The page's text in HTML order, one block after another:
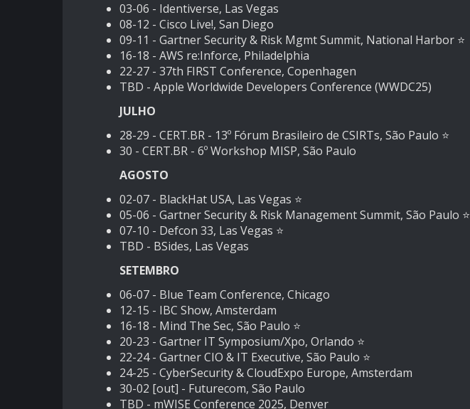
03-06 - Identiverse, Las Vegas
08-12 - Cisco Live!, San Diego
09-11 - Gartner Security & Risk Mgmt Summit, National Harbor ⭐️
16-18 - AWS re:Inforce, Philadelphia
22-27 - 37th FIRST Conference, Copenhagen
TBD - Apple Worldwide Developers Conference (WWDC25)
JULHO
28-29 - CERT.BR - 13º Fórum Brasileiro de CSIRTs, São Paulo ⭐️
30 - CERT.BR - 6º Workshop MISP, São Paulo
AGOSTO
02-07 - BlackHat USA, Las Vegas ⭐️
05-06 - Gartner Security & Risk Management Summit, São Paulo ⭐️
07-10 - Defcon 33, Las Vegas ⭐️
TBD - BSides, Las Vegas
SETEMBRO
06-07 - Blue Team Conference, Chicago
12-15 - IBC Show, Amsterdam
16-18 - Mind The Sec, São Paulo ⭐️
20-23 - Gartner IT Symposium/Xpo, Orlando ⭐️
22-24 - Gartner CIO & IT Executive, São Paulo ⭐️
24-25 - CyberSecurity & CloudExpo Europe, Amsterdam
30-02 [out] - Futurecom, São Paulo
TBD - mWISE Conference 2025, Denver